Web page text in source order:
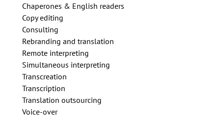
Chaperones & English readers
Copy editing
Consulting
Rebranding and translation
Remote interpreting
Simultaneous interpreting
Transcreation
Transcription
Translation outsourcing
Voice-over